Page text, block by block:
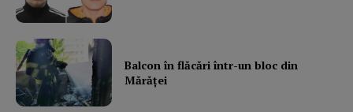
Balcon în flăcări într-un bloc din
Mărăţei